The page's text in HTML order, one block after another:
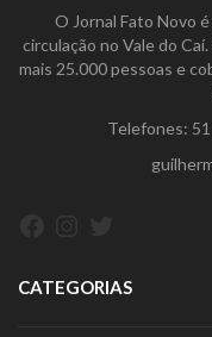
O Jornal Fato Novo
circulação no Vale do
mais 25.000 pessoas e
Telefones:
CATEGORIAS